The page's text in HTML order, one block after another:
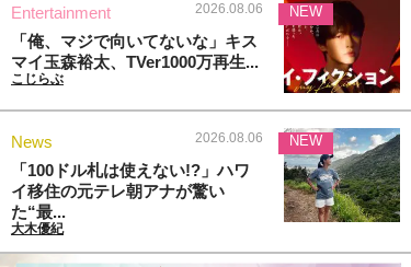
Entertainment 2026.08.06
「俺、マジで向いてないな」キス
マイ玉森裕太、TVer1000万再生...
こじらぶ
NEW
News 2026.08.06
「100ドル札は使えない!?」ハワ
イ移住の元テレ朝アナが驚い
た“最...
大木優紀
NEW